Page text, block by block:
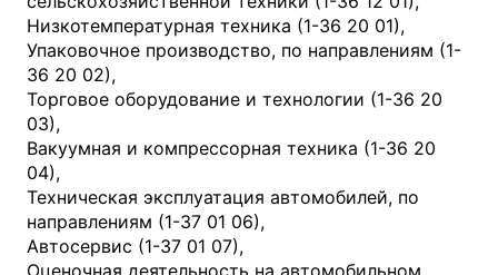
Низкотемпературная техника (1-36 20 01),
Упаковочное производство, по направлениям (1-
36 20 02),
Торговое оборудование и технологии (1-36 20
03),
Вакуумная и компрессорная техника (1-36 20
04),
Техническая эксплуатация автомобилей, по
направлениям (1-37 01 06),
Автосервис (1-37 01 07),